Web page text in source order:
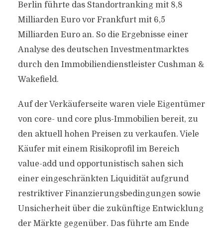
Berlin führte das Standortranking mit 8,8
Milliarden Euro vor Frankfurt mit 6,5
Milliarden Euro an. So die Ergebnisse einer
Analyse des deutschen Investmentmarktes
durch den Immobiliendienstleister Cushman &
Wakefield.
Auf der Verkäuferseite waren viele Eigentümer
von core- und core plus-Immobilien bereit, zu
den aktuell hohen Preisen zu verkaufen. Viele
Käufer mit einem Risikoprofil im Bereich
value-add und opportunistisch sahen sich
einer eingeschränkten Liquidität aufgrund
restriktiver Finanzierungsbedingungen sowie
Unsicherheit über die zukünftige Entwicklung
der Märkte gegenüber. Das führte am Ende